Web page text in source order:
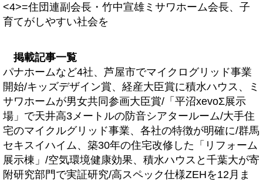
<4>=住団連副会長・竹中宣雄ミサワホーム会長、子
育てがしやすい社会を
掲載記事一覧
パナホームなど4社、芦屋市でマイクログリッド事業
開始/キッズデザイン賞、経産大臣賞に積水ハウス、ミ
サワホームが男女共同参画大臣賞/「平沼xevoΣ展示
場」で天井高3メートルの防音シアタールーム/大手住
宅のマイクルグリッド事業、各社の特徴が明確に/群馬
セキスイハイム、築30年の住宅改修した「リフォーム
展示棟」/空気環境健康効果、積水ハウスと千葉大が寄
附研究部門で実証研究/高スペック仕様ZEHを12月ま